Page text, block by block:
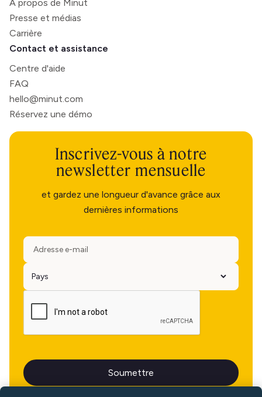
À propos de Minut
Presse et médias
Carrière
Contact et assistance
Centre d'aide
FAQ
hello@minut.com
Réservez une démo
Inscrivez-vous à notre
newsletter mensuelle
et gardez une longueur d'avance grâce aux
dernières informations